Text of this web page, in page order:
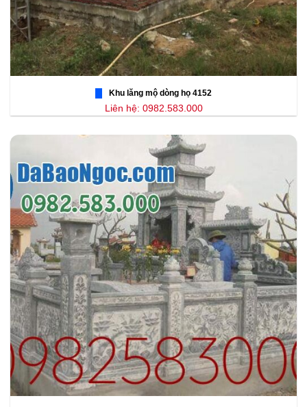
Khu lăng mộ dòng họ 4152
Liên hệ: 0982.583.000